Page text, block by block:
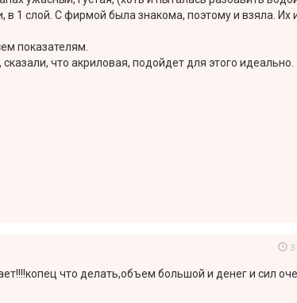
1 слой. С фирмой была знакома, поэтому и взяла. Их
показателям.
что акриловая, подойдет для этого идеально.
что делать,объем большой и денег и сил